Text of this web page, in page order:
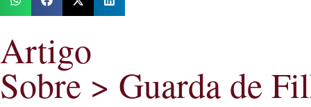
Artigo
Sobre > Guarda de